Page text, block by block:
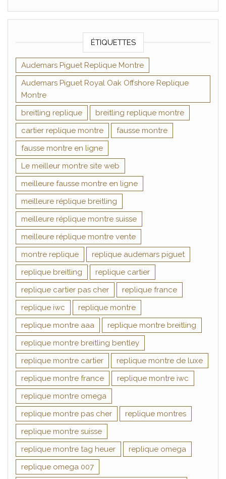
ÉTIQUETTES
Audemars Piguet Replique Montre
Audemars Piguet Royal Oak Offshore Replique
Montre
breitling replique
breitling replique montre
cartier replique montre
fausse montre
fausse montre en ligne
Le meilleur montre site web
meilleure fausse montre en ligne
meilleure réplique breitling
meilleure réplique montre suisse
meilleure réplique montre vente
montre replique
replique audemars piguet
replique breitling
replique cartier
replique cartier pas cher
replique france
replique iwc
replique montre
replique montre aaa
replique montre breitling
replique montre breitling bentley
replique montre cartier
replique montre de luxe
replique montre france
replique montre iwc
replique montre omega
replique montre pas cher
replique montres
replique montre suisse
replique montre tag heuer
replique omega
replique omega 007